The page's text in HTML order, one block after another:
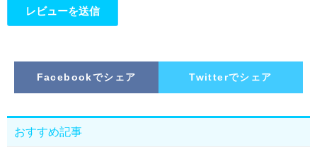
Facebookでシェア Twitterでシェア
おすすめ記事